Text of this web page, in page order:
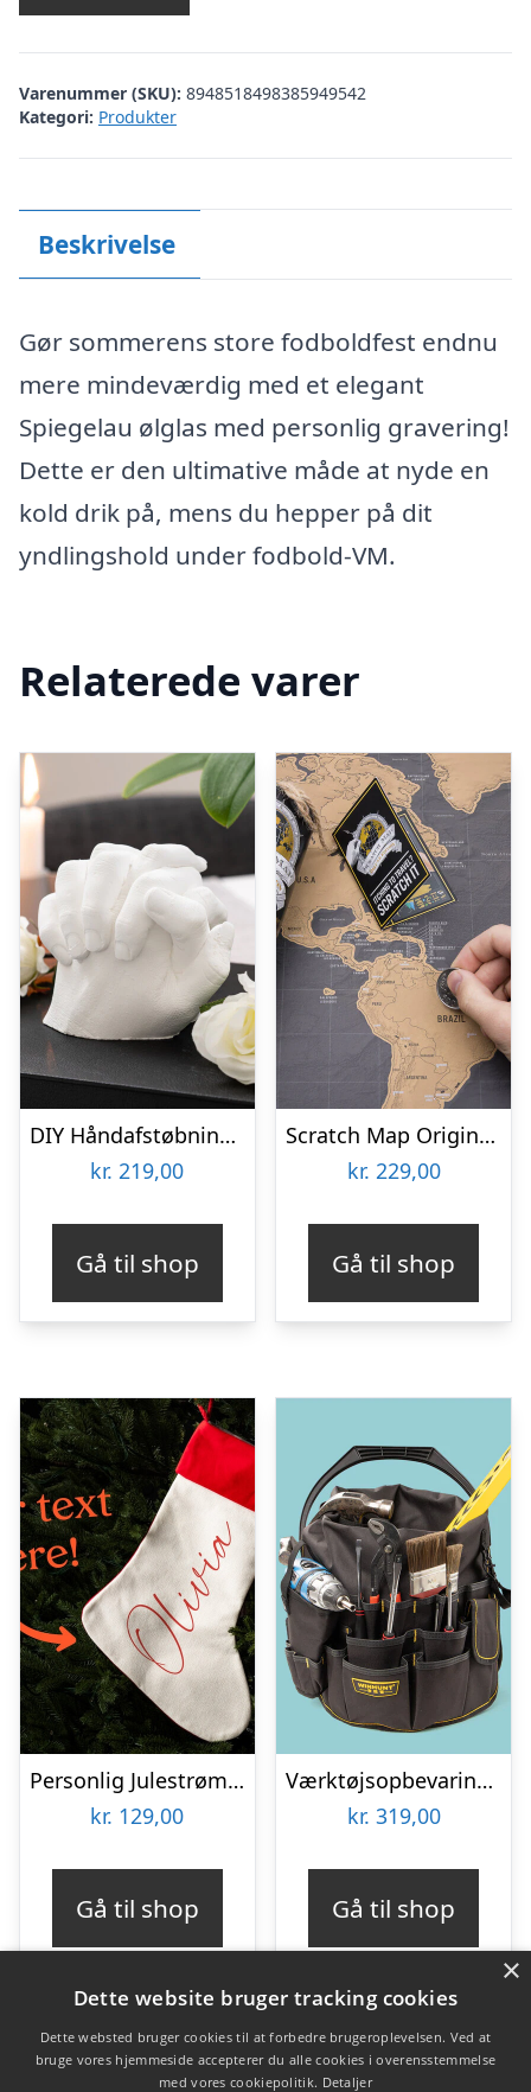
Varenummer (SKU): 8948518498385949542
Kategori: Produkter
Beskrivelse
Gør sommerens store fodboldfest endnu
mere mindeværdig med et elegant
Spiegelau ølglas med personlig gravering!
Dette er den ultimative måde at nyde en
kold drik på, mens du hepper på dit
yndlingshold under fodbold-VM.
Relaterede varer
DIY Håndafstøbningskit – Spralla
kr. 219,00
Gå til shop
Scratch Map Original Deluxe
kr. 229,00
Gå til shop
Personlig Julestrømpe med Tekst
kr. 129,00
Gå til shop
Værktøjsopbevaring til spand
kr. 319,00
Gå til shop
Varekategorier
×
Dette website bruger tracking cookies
Dette websted bruger cookies til at forbedre brugeroplevelsen. Ved at
bruge vores hjemmeside accepterer du alle cookies i overensstemmelse
med vores cookiepolitik. Detaljer